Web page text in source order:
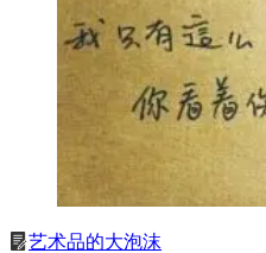
艺术品的大泡沫